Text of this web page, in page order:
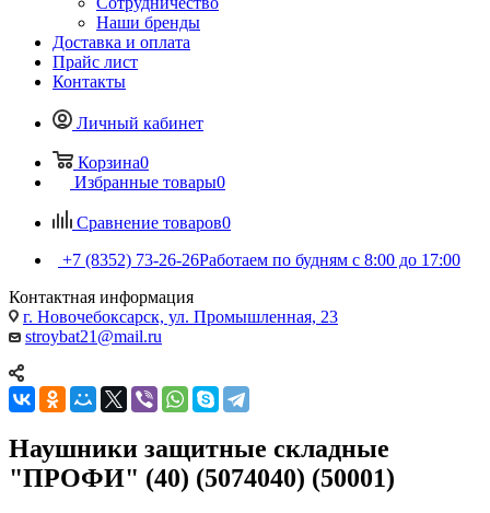
Наши бренды
Доставка и оплата
Прайс лист
Контакты
Личный кабинет
Корзина0
Избранные товары0
Сравнение товаров0
+7 (8352) 73-26-26Работаем по будням с 8:00 до 17:00
Контактная информация
г. Новочебоксарск, ул. Промышленная, 23
stroybat21@mail.ru
Наушники защитные складные
"ПРОФИ" (40) (5074040) (50001)